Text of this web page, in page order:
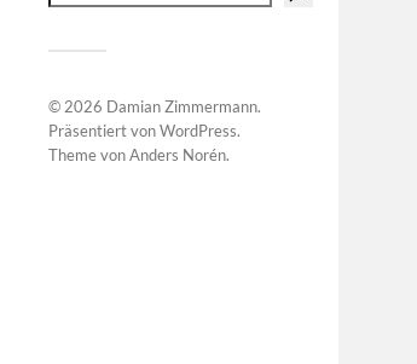
© 2026 Damian Zimmermann.
Präsentiert vonWordPress.
Theme vonAnders Norén.